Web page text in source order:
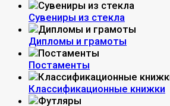
Сувениры из стекла
Дипломы и грамоты
Постаменты
Классификационные книжки